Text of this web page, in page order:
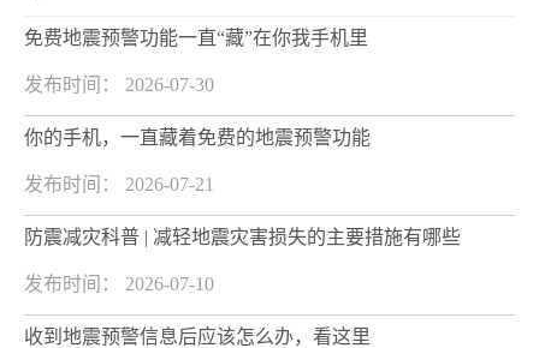
免费地震预警功能一直“藏”在你我手机里
发布时间： 2026-07-30
你的手机，一直藏着免费的地震预警功能
发布时间： 2026-07-21
防震减灾科普 | 减轻地震灾害损失的主要措施有哪些
发布时间： 2026-07-10
收到地震预警信息后应该怎么办，看这里